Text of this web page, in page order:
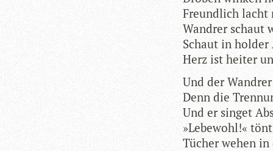
Freund­lich lacht
Wand­rer schaut
Schaut in hol­der
Herz ist hei­ter
Und der
Denn die
Und er sin­get
»Lebe­wohl!«
Tücher wehen